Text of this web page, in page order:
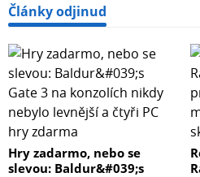
Články odjinud
Hry zadarmo, nebo se
slevou: Baldur&#039;s